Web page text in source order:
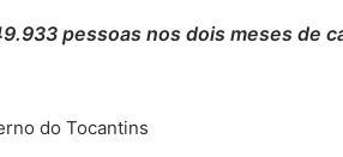
m
pessoas nos dois meses de
do Tocantins